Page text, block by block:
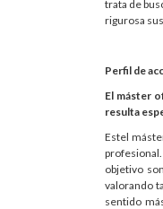
trata de
rigurosa
Perfil de
El máster
resulta
Estel
objetivo
valorando
sentido